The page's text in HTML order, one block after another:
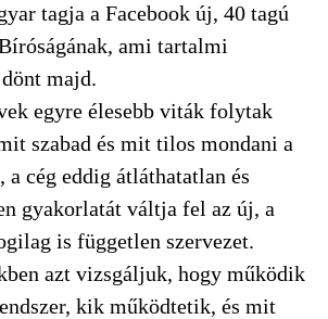
tagja a Facebook új, 40 tagú
ami tartalmi
majd.
egyre élesebb viták folytak
szabad és mit tilos mondani a
a cég eddig átláthatatlan és
gyakorlatát váltja fel az új, a
is független szervezet.
azt vizsgáljuk, hogy működik
kik működtetik, és mit